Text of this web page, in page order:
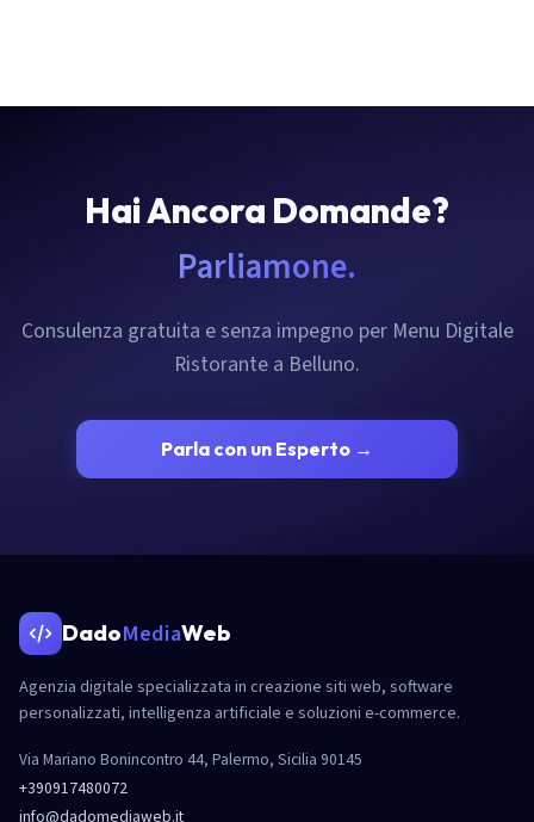
Hai Ancora Domande?
Parliamone.
Consulenza gratuita e senza impegno per Menu Digitale
Ristorante a Belluno.
Parla con un Esperto →
DadoMediaWeb
Agenzia digitale specializzata in creazione siti web, software
personalizzati, intelligenza artificiale e soluzioni e-commerce.
Via Mariano Bonincontro 44, Palermo, Sicilia 90145
+390917480072
info@dadomediaweb.it